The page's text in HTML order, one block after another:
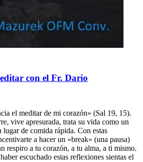
con el Fr. Dario
el meditar de mi corazón» (Sal 19, 15).
vive apresurada, trata su vida como un
lugar de comida rápida. Con estas
a hacer un «break» (una pausa)
respiro a tu corazón, a tu alma, a ti mismo.
escuchado estas reflexiones sientas el